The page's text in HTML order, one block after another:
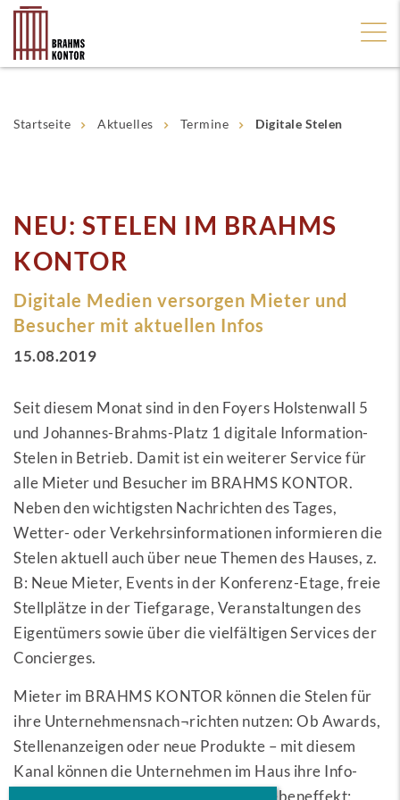
Startseite Aktuelles Termine Digitale Stelen
NEU: STELEN IM BRAHMS
KONTOR
Digitale Medien versorgen Mieter und
Besucher mit aktuellen Infos
15.08.2019
Seit diesem Monat sind in den Foyers Holstenwall 5
und Johannes-Brahms-Platz 1 digitale Information-
Stelen in Betrieb. Damit ist ein weiterer Service für
alle Mieter und Besucher im BRAHMS KONTOR.
Neben den wichtigsten Nachrichten des Tages,
Wetter- oder Verkehrsinformationen informieren die
Stelen aktuell auch über neue Themen des Hauses, z.
B: Neue Mieter, Events in der Konferenz-Etage, freie
Stellplätze in der Tiefgarage, Veranstaltungen des
Eigentümers sowie über die vielfältigen Services der
Concierges.
Mieter im BRAHMS KONTOR können die Stelen für
ihre Unternehmensnach¬richten nutzen: Ob Awards,
Stellenanzeigen oder neue Produkte – mit diesem
Kanal können die Unternehmen im Haus ihre Info-
Bedarfe zusätzlich decken. Und als Nebeneffekt: